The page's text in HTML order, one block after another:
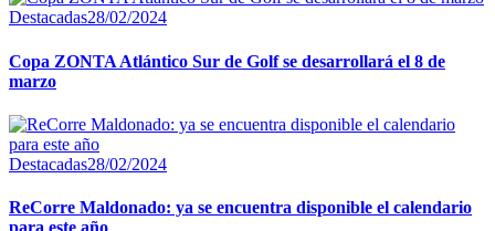
Destacadas28/02/2024
Copa ZONTA Atlántico Sur de Golf se desarrollará el 8 de
marzo
Destacadas28/02/2024
ReCorre Maldonado: ya se encuentra disponible el calendario